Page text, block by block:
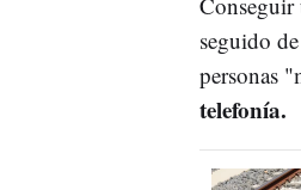
seguido
personas
telefonía.